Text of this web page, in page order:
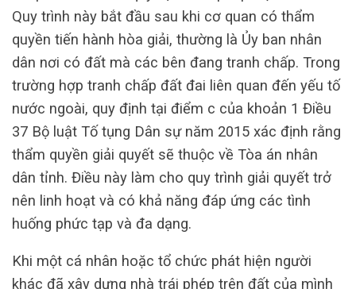
Quy trình này bắt đầu sau khi cơ quan có thẩm
quyền tiến hành hòa giải, thường là Ủy ban nhân
dân nơi có đất mà các bên đang tranh chấp. Trong
trường hợp tranh chấp đất đai liên quan đến yếu tố
nước ngoài, quy định tại điểm c của khoản 1 Điều
37 Bộ luật Tố tụng Dân sự năm 2015 xác định rằng
thẩm quyền giải quyết sẽ thuộc về Tòa án nhân
dân tỉnh. Điều này làm cho quy trình giải quyết trở
nên linh hoạt và có khả năng đáp ứng các tình
huống phức tạp và đa dạng.
Khi một cá nhân hoặc tổ chức phát hiện người
khác đã xây dựng nhà trái phép trên đất của mình